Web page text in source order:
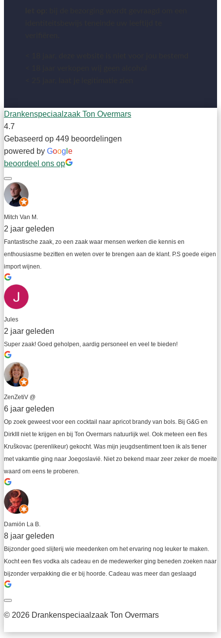
Drankenspeciaalzaak Ton Overmars
4.7
Gebaseerd op 449 beoordelingen
powered by Goog e
beoordeel ons op
Mitch Van M.
2 jaar geleden
Fantastische zaak, zo een zaak waar mensen werken die kennis en
enthousiasme bezitten en weten over te brengen aan de klant. P.S goede eigen
import wijnen.
Jules
2 jaar geleden
Super zaak! Goed geholpen, aardig personeel en veel te bieden!
ZenZetiV @
6 jaar geleden
Op zoek geweest voor een cocktail naar apricot brandy van bols. Bij G&G en
DirkIII niet te krijgen en bij Ton Overmars natuurlijk wel. Ook meteen een fles
Kruškovac (perenlikeur) gekocht. Was mijn jeugdsentiment toen ik als tiener
met vakamtie ging naar Joegoslavië. Niet zo bekend maar zeer zeker de moeite
waard om eens te proberen.
Damiön La B.
8 jaar geleden
Bijzonder goed slijterij wie meedenken om het ervaring nog leuker te maken.
Kocht een fles vodka als cadeau en de medewerker ging beneden zoeken naar
bijzonder verpakking die er bij hoorde. Cadeau was meer dan geslaagd
© 2026 Drankenspeciaalzaak Ton Overmars